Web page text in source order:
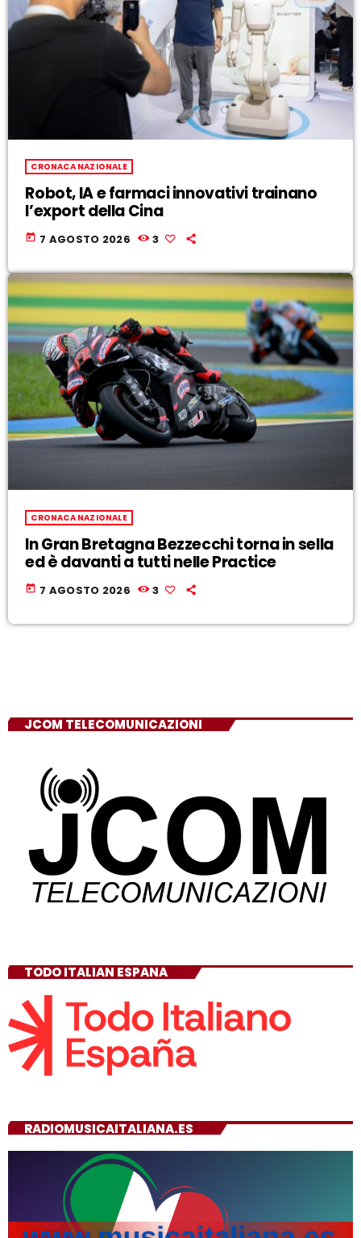
CRONACA NAZIONALE
Robot, IA e farmaci innovativi trainano
l’export della Cina
today 7 AGOSTO 2026 3
CRONACA NAZIONALE
In Gran Bretagna Bezzecchi torna in sella
ed è davanti a tutti nelle Practice
today 7 AGOSTO 2026 3
JCOM TELECOMUNICAZIONI
TODO ITALIAN ESPANA
RADIOMUSICAITALIANA.ES